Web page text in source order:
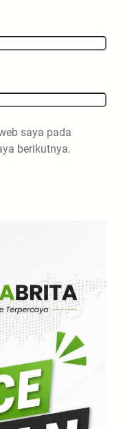
saya pada
berikutnya.